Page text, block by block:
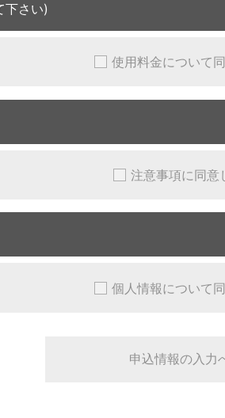
さい)
使用料金について同
注意事項に同意
個人情報について同